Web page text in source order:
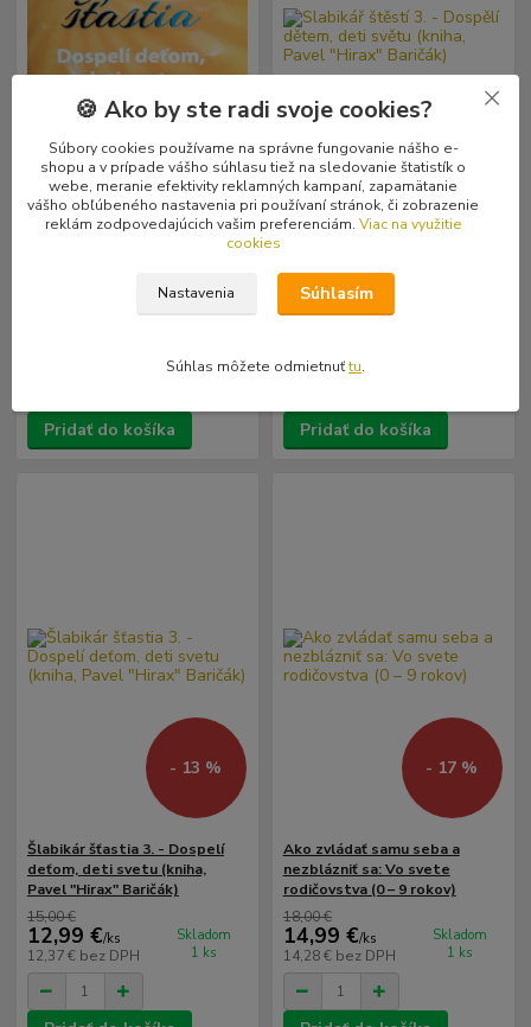
- 11 %
Šlabikár šťastia 3. - Dospelí
Pridať do košíka
- 33 %
Slabikář štěstí 3. - Dospělí
Pavel "Hirax" Baričák)
15,00 €
9,51 € bez DPH
Pridať do košíka
- 13 %
Šlabikár šťastia 3. - Dospelí
deťom, deti svetu (kniha,
Pavel "Hirax" Baričák)
15,00 €
12,99 €/ks
12,37 € bez DPH
Skladom
1 ks
- 17 %
Ako zvládať samu seba a
nezblázniť sa: Vo svete
rodičovstva (0 – 9 rokov)
18,00 €
14,99 €/ks
14,28 € bez DPH
Skladom
1 ks
🍪 Ako by ste radi svoje cookies?
Súbory cookies používame na správne fungovanie nášho e-
shopu a v prípade vášho súhlasu tiež na sledovanie štatistík o
webe, meranie efektivity reklamných kampaní, zapamätanie
vášho obľúbeného nastavenia pri používaní stránok, či zobrazenie
reklám zodpovedajúcich vašim preferenciám. Viac na využitie
cookies
Nastavenia Súhlasím
Súhlas môžete odmietnuťtu.